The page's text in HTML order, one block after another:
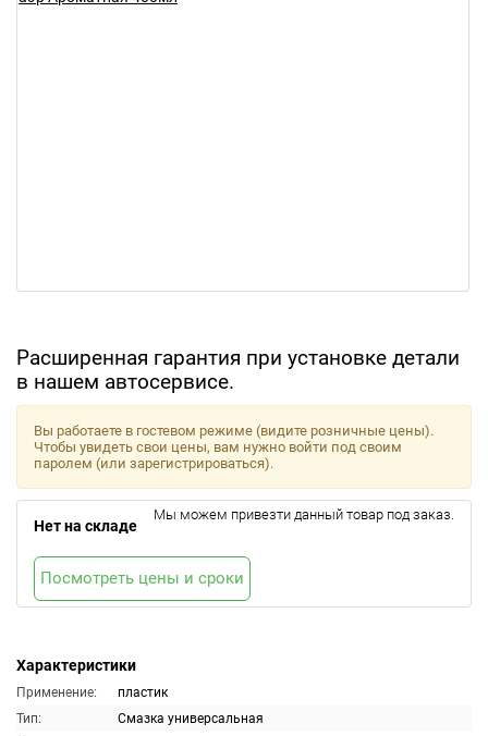
Расширенная гарантия при установке детали
в нашем автосервисе.
Характеристики
Применение:
пластик
Тип:
Смазка универсальная
Вы работаете в гостевом режиме (видите розничные цены).
Чтобы увидеть свои цены, вам нужно войти под своим
паролем (или зарегистрироваться).
Нет на складе
Мы можем привезти данный товар под заказ.
Посмотреть цены и сроки